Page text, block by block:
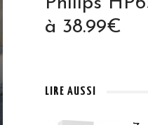
à 38.99€
LIRE AUSSI